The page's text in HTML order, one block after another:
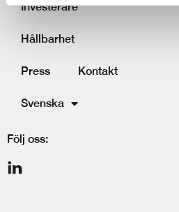
Investerare
Hållbarhet
Press Kontakt
Svenska
Följ oss: